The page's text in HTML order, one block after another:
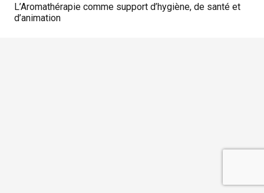
L’Aromathérapie comme support d’hygiène, de santé et
d’animation